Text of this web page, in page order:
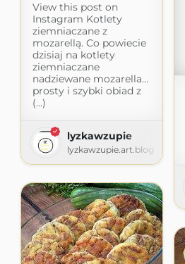
View this post on
Instagram Kotlety
ziemniaczane z
mozarellą. Co powiecie
dzisiaj na kotlety
ziemniaczane
nadziewane mozarella…
prosty i szybki obiad z
(...)
lyzkawzupie
lyzkawzupie.art.blog